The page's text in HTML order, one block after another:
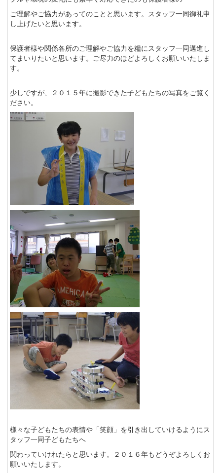
ご理解やご協力があってのことと思います。スタッフ一同御礼申
し上げたいと思います。
保護者様や関係各所のご理解やご協力を糧にスタッフ一同邁進し
てまいりたいと思います。ご尽力のほどよろしくお願いいたしま
す。
少しですが、２０１５年に撮影できた子どもたちの写真をご覧く
ださい。
様々な子どもたちの表情や「笑顔」を引き出していけるようにス
タッフ一同子どもたちへ
関わっていけれたらと思います。２０１６年もどうぞよろしくお
願いいたします。